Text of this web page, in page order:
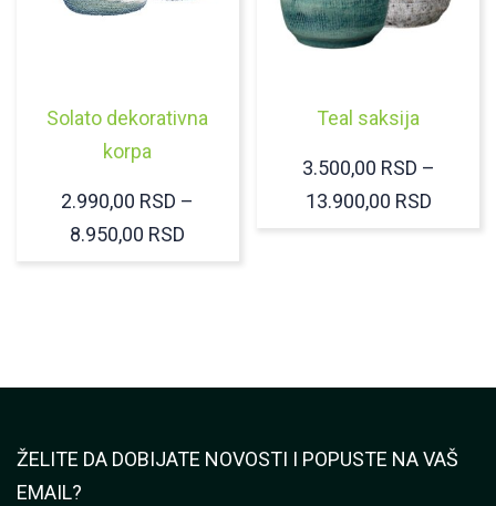
Solato dekorativna
korpa
2.990,00 RSD –
8.950,00 RSD
Teal saksija
3.500,00 RSD –
13.900,00 RSD
ŽELITE DA DOBIJATE NOVOSTI I POPUSTE NA VAŠ
EMAIL?